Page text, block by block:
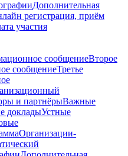
Дополнительная
регистрация, приём
участия
сообщениеВторое
сообщениеТретье
и партнёрыВажные
докладыУстные
Организации-